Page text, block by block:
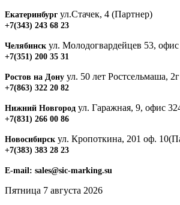
Екатеринбург ул.Стачек, 4 (Партнер)
+7(343) 243 68 23
Челябинск ул. Молодогвардейцев 53, офис
+7(351) 200 35 31
Ростов на Дону ул. 50 лет Ростсельмаша,
+7(863) 322 20 82
Нижний Новгород ул. Гаражная, 9, офис
+7(831) 266 00 86
Новосибирск ул. Кропоткина, 201 оф.
+7(383) 383 28 23
E-mail: sales@sic-marking.su
Пятница 7 августа 2026